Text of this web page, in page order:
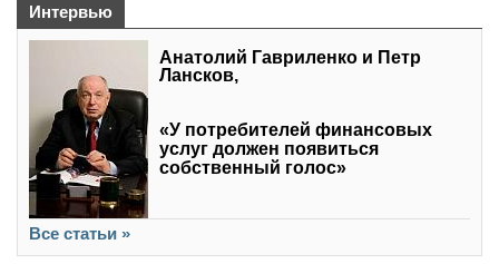
Интервью
Анатолий Гавриленко и Петр
Лансков,
«У потребителей финансовых
услуг должен появиться
собственный голос»
Все статьи »